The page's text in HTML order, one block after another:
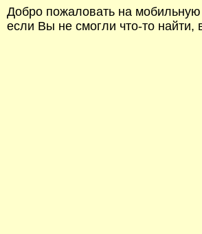
Добро пожаловать на
если Вы не смогли что-то найти,